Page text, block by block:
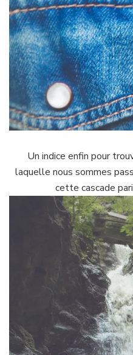
Un indice enfin pour
laquelle nous sommes
cette cascade